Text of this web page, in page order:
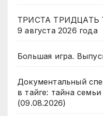
ТРИСТА ТРИДЦАТЬ
9 августа 2026 года
Большая игра.
Документальный
в тайге: тайна
(09.08.2026)